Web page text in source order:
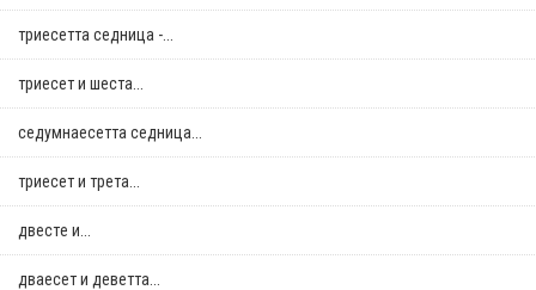
триесетта седница -...
триесет и шеста...
седумнаесетта седница...
триесет и трета...
двестe и...
дваесет и деветта...